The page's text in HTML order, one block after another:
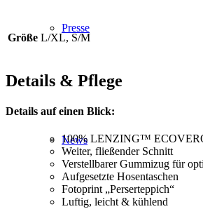
Presse
News
Größe L/XL, S/M
Details & Pflege
Details auf einen Blick:
100% LENZING™
Weiter, fließender Schnitt
Verstellbarer Gummizug für
Aufgesetzte Hosentaschen
Fotoprint „Perserteppich“
Luftig, leicht & kühlend